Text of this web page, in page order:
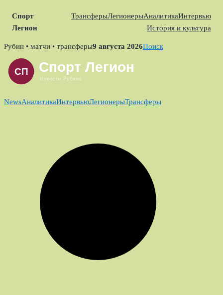
Спорт
Легион
ТрансферыЛегионерыАналитикаИнтервью
История и культура
Skip
content
Рубин • матчи • трансферы9 августа 2026Поиск
NewsАналитикаИнтервьюЛегионерыТрансферы